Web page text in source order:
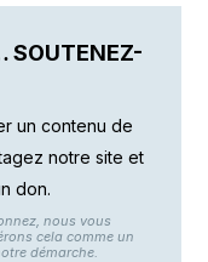
SOUTENEZ-
un contenu de
notre site et
don.
nous vous
cela comme un
démarche.